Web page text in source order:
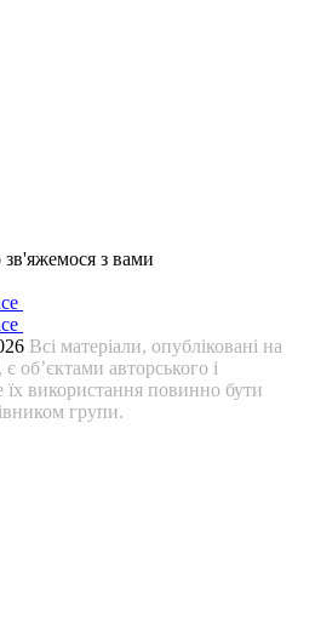
з вами
Всі матеріали, опубліковані на
об’єктами авторського і
їх використання повинно бути
групи.